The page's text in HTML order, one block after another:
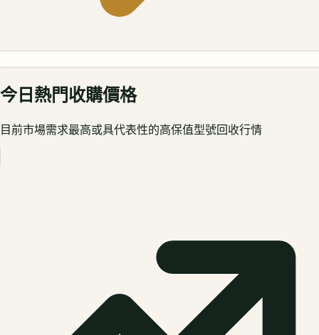
今日熱門收購價格
目前市場需求最高或具代表性的高保值型號回收行情